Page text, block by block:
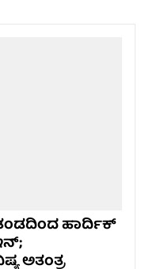
ಹಾರ್ದಿಕ್
ಅತಂತ್ರ